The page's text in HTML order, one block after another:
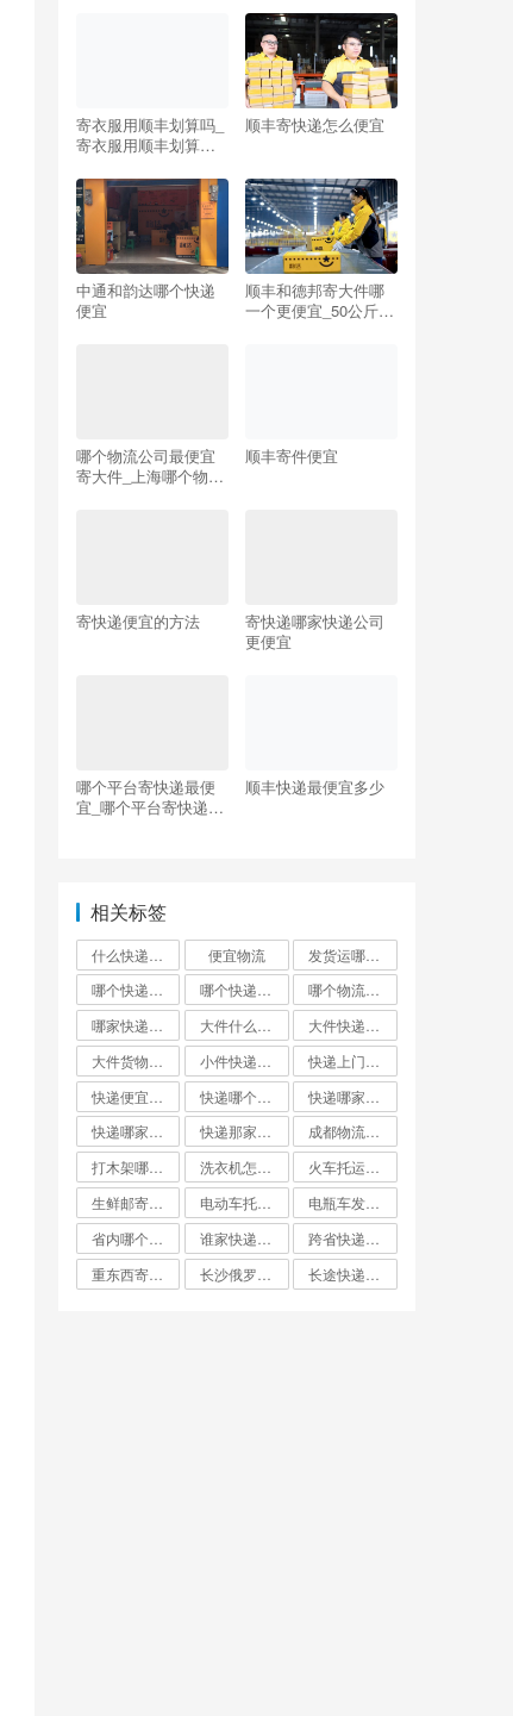
寄衣服用顺丰划算吗_
寄衣服用顺丰划算吗
顺丰寄快递怎么便宜
中通和韵达哪个快递
便宜
顺丰和德邦寄大件哪
一个更便宜_50公斤发
哪个物流公司最便宜
寄大件_上海哪个物流
顺丰寄件便宜
寄快递便宜的方法
寄快递哪家快递公司
更便宜
哪个平台寄快递最便
宜_哪个平台寄快递最
顺丰快递最便宜多少
相关标签
便宜物流
哪个快递便宜
哪个快递最便宜?
哪个物流发货最便宜
快递哪家比较便宜又快
快递那家最便宜又安全
成都物流公司哪个最便宜